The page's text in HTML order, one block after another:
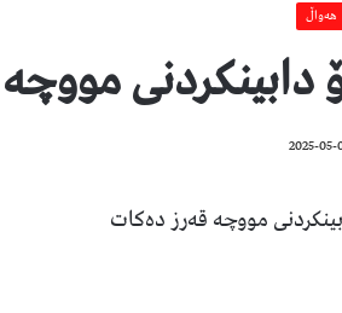
هەواڵ
دابینکردنی
2025-05-
مووچە قەرز دەکات